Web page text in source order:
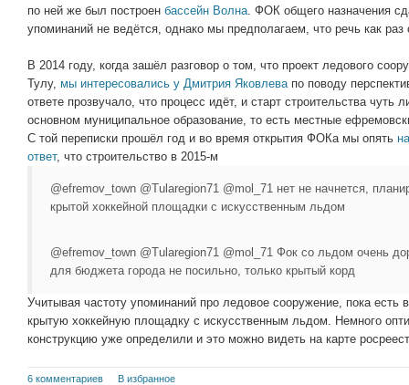
по ней же был построен бассейн Волна. ФОК общего назначения
упоминаний не ведётся, однако мы предполагаем, что речь как
В 2014 году, когда зашёл разговор о том, что проект ледового
Тулу, мы интересовались у Дмитрия Яковлевапо поводу
ответе прозвучало, что процесс идёт, и старт строительства чуть
основном муниципальное образование, то есть местные
С той переписки прошёл год и во время открытия ФОКа мы опять
ответ, что строительство в 2015-м
@efremov_town @Tularegion71 @mol_71 нет не начнется,
крытой хоккейной площадки с искусственным льдом
@efremov_town @Tularegion71 @mol_71 Фок со льдом очень
для бюджета города не посильно, только крытый корд
Учитывая частоту упоминаний про ледовое сооружение, пока есть
крытую хоккейную площадку с искусственным льдом. Немного
конструкцию уже определили и это можно видеть на карте
6 комментариев В избранное